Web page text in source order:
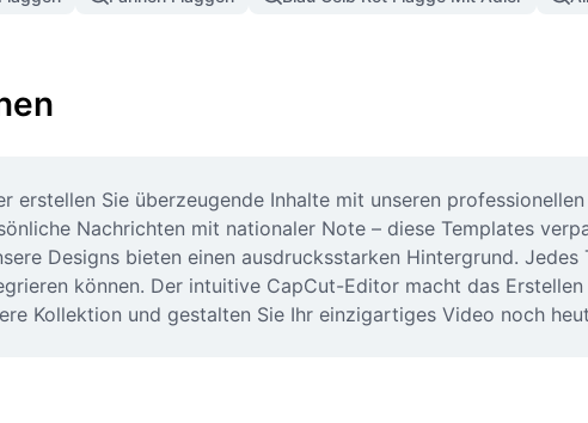
erstellen Sie überzeugende Inhalte mit unseren
Nachrichten mit nationaler Note – diese Templates
Designs bieten einen ausdrucksstarken Hintergrund.
können. Der intuitive CapCut-Editor macht das
Kollektion und gestalten Sie Ihr einzigartiges Video noch